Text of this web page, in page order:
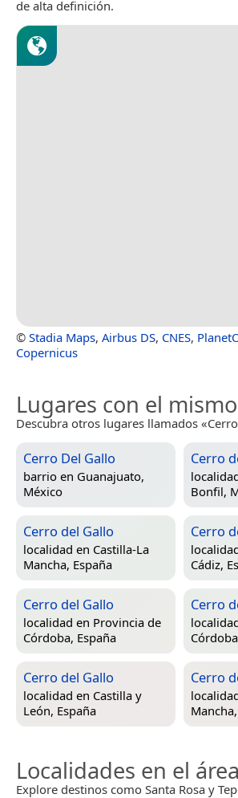
de alta definición.
© Stadia Maps, Airbus DS, CNES,
Copernicus
Lugares con el
Descubra otros lugares llamados
Cerro Del Gallo
barrio en Guanajuato,
México
Cerro
Bonfil,
Cerro del Gallo
localidad en Castilla-La
Mancha, España
Cerro
Cádiz,
Cerro del Gallo
localidad en Provincia de
Córdoba, España
Cerro
Cerro del Gallo
localidad en Castilla y
León, España
Cerro
Localidades en el área
Explore destinos como Santa Rosa y